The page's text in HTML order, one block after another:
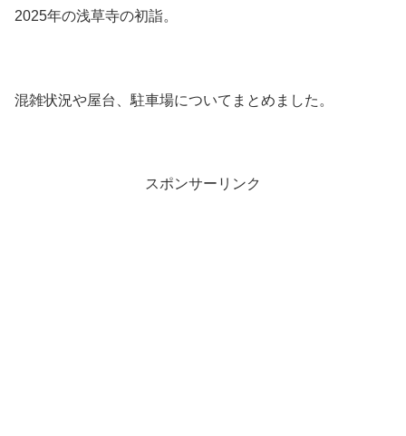
2025年の浅草寺の初詣。
混雑状況や屋台、駐車場についてまとめました。
スポンサーリンク